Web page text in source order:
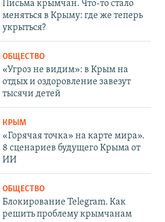
Письма крымчан. Что-то стало
меняться в Крыму: где же теперь
укрыться?
ОБЩЕСТВО
«Угроз не видим»: в Крым на
отдых и оздоровление завезут
тысячи детей
КРЫМ
«Горячая точка» на карте мира».
8 сценариев будущего Крыма от
ИИ
ОБЩЕСТВО
Блокирование Telegram. Как
решить проблему крымчанам